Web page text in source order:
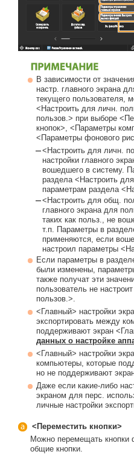
В зависимости от
настр. главного экрана
текущего пользователя,
<Настроить для личн.
пользов.> при выборе
кнопок>, <Параметры
<Параметры фонового
<Настроить для личн.
настройки главного
вошедшего в систему.
раздела <Настроить
параметрам раздела
<Настроить для общ.
главного экрана для
таких как польз., не
т.п. Параметры в
применяются, если
настроил параметры
Если параметры в
были изменены,
также получат эти
пользователь не
пользов.>.
<Главный> настройки
экспортировать между
поддерживают экран
данных о настройке
<Главный> настройки
компьютеры, которые
но не поддерживают
Даже если какие-либо
экраном для перс.
личные настройки
<Переместить кнопки>
Можно перемещать кнопки
общие кнопки.